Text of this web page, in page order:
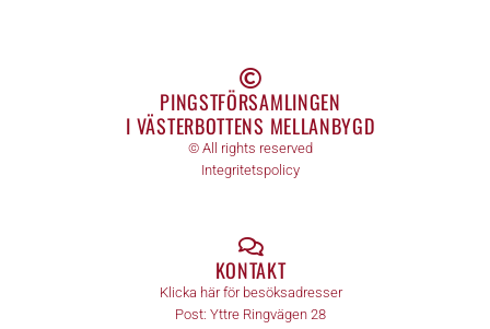
PINGSTFÖRSAMLINGEN
I VÄSTERBOTTENS MELLANBYGD
© All rights reserved
Integritetspolicy
KONTAKT
Klicka här för besöksadresser
Post: Yttre Ringvägen 28